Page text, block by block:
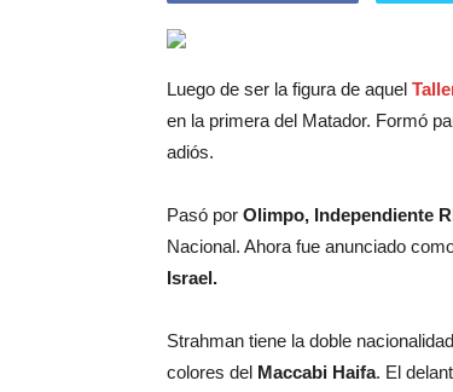
Luego de ser la figura de aquel
en la primera del Matador. Formó
adiós.
Pasó por Olimpo, Independiente
Nacional. Ahora fue anunciado
Israel.
Strahman tiene la doble
colores del Maccabi Haifa. El